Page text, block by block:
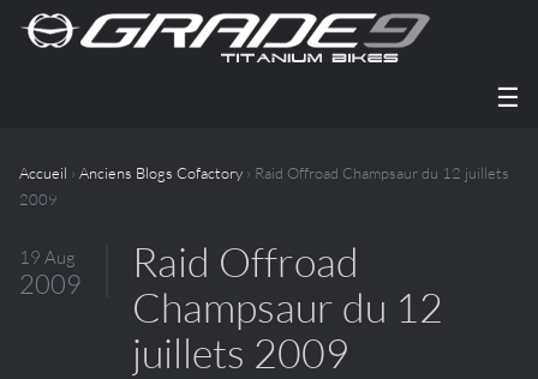
☰
Accueil › Anciens Blogs Cofactory › Raid Offroad Champsaur du 12 juillets
2009
19 Aug
2009
Raid Offroad
Champsaur du 12
juillets 2009